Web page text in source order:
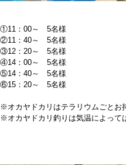
①11：00～ 5名様
②11：40～ 5名様
③12：20～ 5名様
④14：00～ 5名様
⑤14：40～ 5名様
⑥15：20～ 5名様
※オカヤドカリはテラリウムごとお
※オカヤドカリ釣りは気温によって